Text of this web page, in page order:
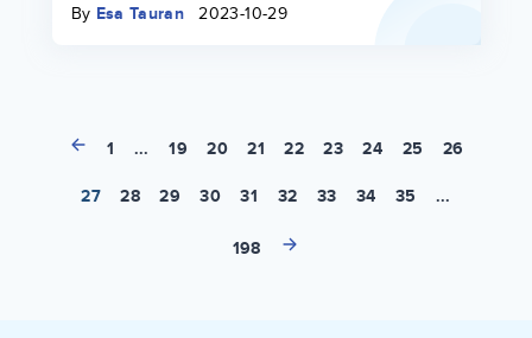
By Esa Tauran 2023-10-29
1 ... 19 20 21 22 23 24 25 26
27 28 29 30 31 32 33 34 35 ...
198